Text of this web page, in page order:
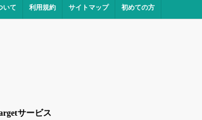
いて 利用規約 サイトマップ 初めての方
サービス